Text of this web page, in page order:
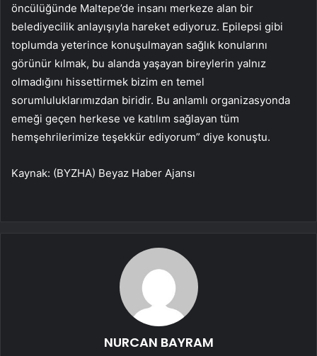
öncülüğünde Maltepe’de insanı merkeze alan bir
belediyecilik anlayışıyla hareket ediyoruz. Epilepsi gibi
toplumda yeterince konuşulmayan sağlık konularını
görünür kılmak, bu alanda yaşayan bireylerin yalnız
olmadığını hissettirmek bizim en temel
sorumluluklarımızdan biridir. Bu anlamlı organizasyonda
emeği geçen herkese ve katılım sağlayan tüm
hemşehrilerimize teşekkür ediyorum” diye konuştu.
Kaynak: (BYZHA) Beyaz Haber Ajansı
NURCAN BAYRAM